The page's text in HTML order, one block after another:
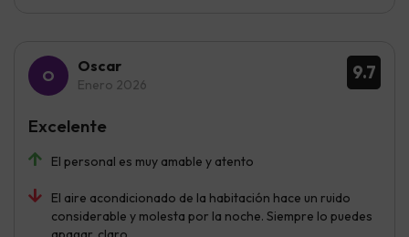
9.7
Oscar
Enero 2026
El personal es muy amable y atento
El aire acondicionado de la habitación hace un ruido
considerable y molesta por la noche. Siempre lo puedes
Excelente